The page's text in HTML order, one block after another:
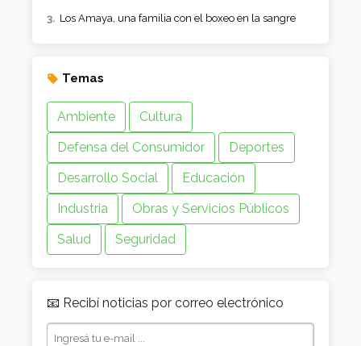
Los Amaya, una familia con el boxeo en la sangre
Temas
Ambiente
Cultura
Defensa del Consumidor
Deportes
Desarrollo Social
Educación
Industria
Obras y Servicios Públicos
Salud
Seguridad
📧 Recibí noticias por correo electrónico